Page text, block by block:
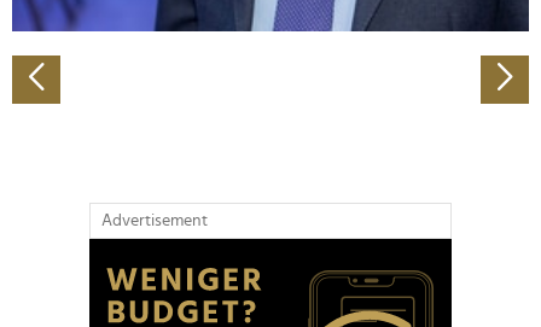
Verwendung unserer Website an unsere Partner für
Partner führen diese Informationen möglicherweise mit
weiteren Daten zusammen, die Sie ihnen bereitgestellt
Advertisement